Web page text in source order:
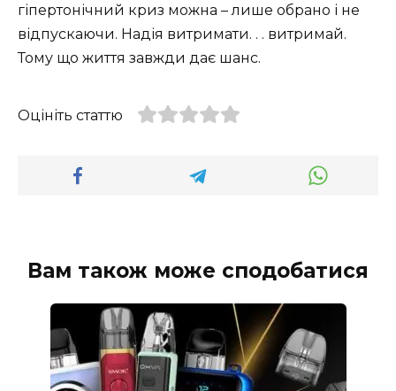
гіпертонічний криз можна – лише обрано і не
відпускаючи. Надія витримати. . . витримай.
Тому що життя завжди дає шанс.
Оцініть статтю
Вам також може сподобатися